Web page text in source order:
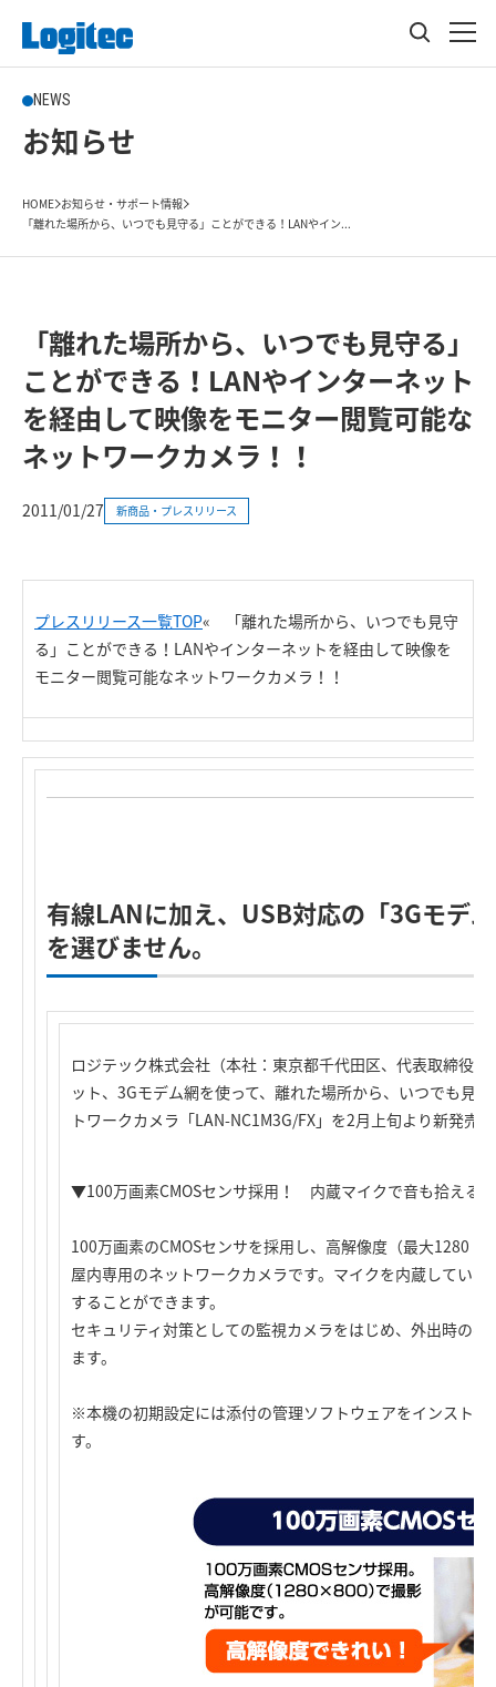
NEWS
お知らせ
HOME お知らせ・サポート情報
「離れた場所から、いつでも見守る」ことができる！LANやイン...
「離れた場所から、いつでも見守る」
ことができる！LANやインターネット
を経由して映像をモニター閲覧可能な
ネットワークカメラ！！
2011/01/27 新商品・プレスリリース
プレスリリース一覧TOP« 「離れた場所から、いつでも見守
る」ことができる！LANやインターネットを経由して映像を
モニター閲覧可能なネットワークカメラ！！
有線LANに加え、USB対応の「3Gモデ
を選びません。
ロジテック株式会社（本社：東京都千代田区、代表取締役
ット、3Gモデム網を使って、離れた場所から、いつでも見
トワークカメラ「LAN-NC1M3G/FX」を2月上旬より新発売
▼100万画素CMOSセンサ採用！ 内蔵マイクで音も拾える
100万画素のCMOSセンサを採用し、高解像度（最大1280
屋内専用のネットワークカメラです。マイクを内蔵してい
することができます。
セキュリティ対策としての監視カメラをはじめ、外出時の
ます。
※本機の初期設定には添付の管理ソフトウェアをインスト
す。